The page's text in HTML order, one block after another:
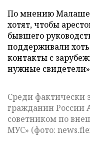
По мнению
хотят, чтобы
бывшего
поддерживали
контакты с
нужные
Среди фактически
гражданин России
советником по
МУС» (фото: